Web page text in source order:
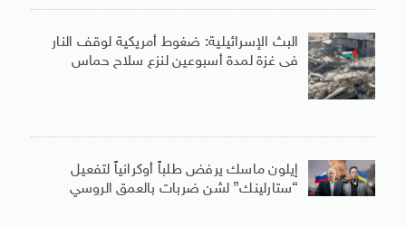
البث الإسرائيلية: ضغوط أمريكية لوقف النار
فى غزة لمدة أسبوعين لنزع سلاح حماس
إيلون ماسك يرفض طلباً أوكرانياً لتفعيل
“ستارلينك” لشن ضربات بالعمق الروسي